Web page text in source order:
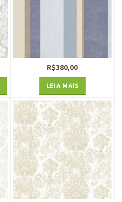
R$380,00
LEIA MAIS